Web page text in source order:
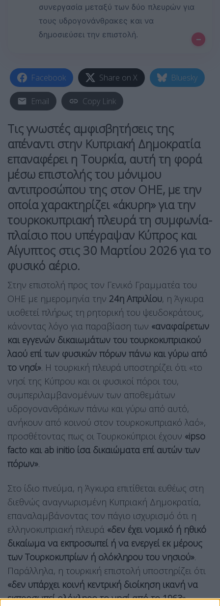
συνεργασία μεταξύ των δύο πλευρών για
τους υδρογονάνθρακες και να
δημοσιεύσει την επιστολή.
–
Facebook Share on X Bluesky
Email Copy Link
Τις γνωστές αμφισβητήσεις της
απέναντι στην Κυπριακή Δημοκρατία
επαναφέρει η Τουρκία, αυτή τη φορά
μέσω επιστολής του μόνιμου
αντιπροσώπου της στον ΟΗΕ, με την
οποία χαρακτηρίζει«άκυρη»για την
τουρκοκυπριακή πλευρά τη συμφωνία-
πλαίσιοπου υπέγραψαν Κύπρος και
Αίγυπτος στις 30 Μαρτίου 2026για το
φυσικό αέριο.
Στην επιστολή προς τον Γενικό Γραμματέα του
ΟΗΕ με ημερομηνία την 24η Απριλίου, η Άγκυρα
υιοθετεί πλήρως τη ρητορική του ψευδοκράτους,
κάνοντας λόγο για παραβίαση των «αναφαίρετων
και εγγενών δικαιωμάτων του τουρκοκυπριακού
λαού επί των φυσικών πόρων πάνω και γύρω από
το νησί». Η τουρκική πλευρά υποστηρίζει ότι «το
νησί της Κύπρου και οι φυσικοί πόροι του,
συμπεριλαμβανομένων των αποθεμάτων
υδρογονανθράκων πάνω και γύρω από αυτό,
ανήκουν από κοινού στον τουρκοκυπριακό λαό»,
προσθέτοντας πως οι Τουρκοκύπριοι έχουν «ipso
facto και ab initio ίσα δικαιώματα επί αυτών των
πόρων».
Στο ίδιο πνεύμα, η Άγκυρα επιτίθεται ευθέως στη
διεθνώς αναγνωρισμένη Κυπριακή Δημοκρατία,
επαναλαμβάνοντας τον πάγιο ισχυρισμό ότι η
ελληνοκυπριακή πλευρά «δεν έχει νομικό ή ηθικό
δικαίωμα να εκπροσωπεί ή να ενεργεί εκ μέρους
των Τουρκοκυπρίων ή ολόκληρου του νησιού».
Παράλληλα, η τουρκική επιστολή υποστηρίζει ότι
«δεν υπάρχει κοινή κεντρική διοίκηση ικανή να
εκπροσωπεί ολόκληρο το νησί από το 1963»,